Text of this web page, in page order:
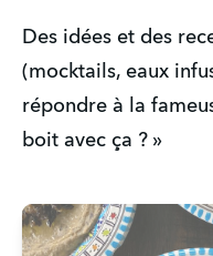
Des idées et des
(mocktails, eaux
répondre à la
boit avec ça ? »